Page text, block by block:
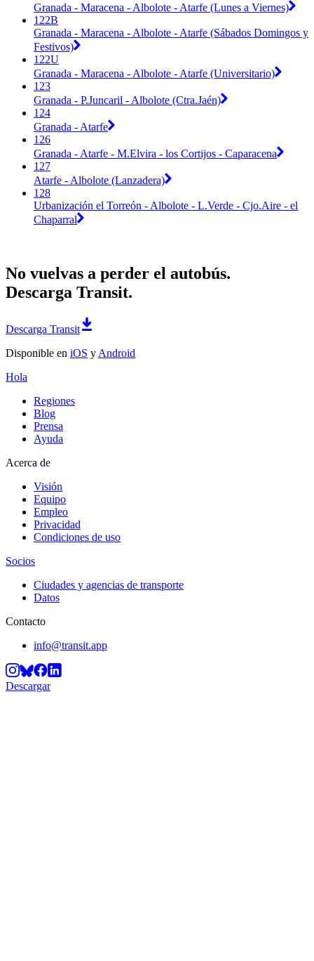
Granada - Maracena - Albolote - Atarfe (Lunes a Viernes)
122B
Granada - Maracena - Albolote - Atarfe (Sábados Domingos y
Festivos)
122U
Granada - Maracena - Albolote - Atarfe (Universitario)
123
Granada - P.Juncaril - Albolote (Ctra.Jaén)
124
Granada - Atarfe
126
Granada - Atarfe - M.Elvira - los Cortijos - Caparacena
127
Atarfe - Albolote (Lanzadera)
128
Urbanización el Torreón - Albolote - L.Verde - Cjo.Aire - el
Chaparral
No vuelvas a perder el autobús.
Descarga Transit.
Descarga Transit
Disponible en iOS y Android
Hola
Regiones
Blog
Prensa
Ayuda
Acerca de
Visión
Equipo
Empleo
Privacidad
Condiciones de uso
Socios
Ciudades y agencias de transporte
Datos
Contacto
info@transit.app
Descargar